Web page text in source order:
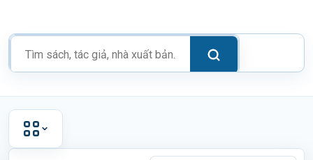
Tìm
kiếm
phẩm